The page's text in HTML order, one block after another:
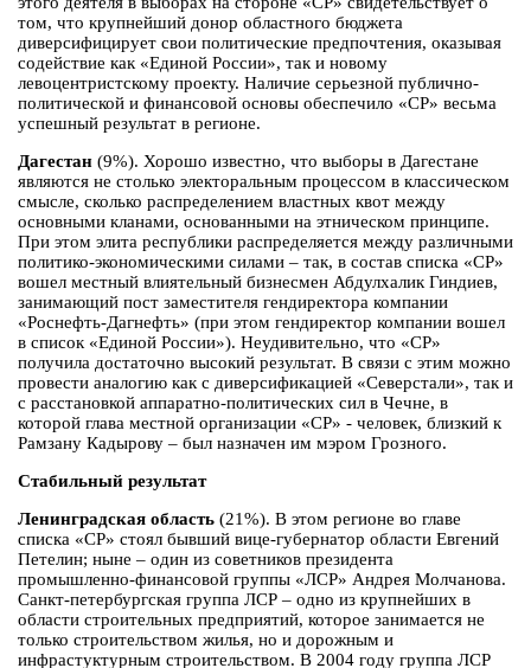
том, что крупнейший донор областного бюджета
диверсифицирует свои политические предпочтения, оказывая
содействие как «Единой России», так и новому
левоцентристскому проекту. Наличие серьезной публично-
политической и финансовой основы обеспечило «СР» весьма
успешный результат в регионе.
Дагестан (9%). Хорошо известно, что выборы в Дагестане
являются не столько электоральным процессом в классическом
смысле, сколько распределением властных квот между
основными кланами, основанными на этническом принципе.
При этом элита республики распределяется между различными
политико-экономическими силами – так, в состав списка «СР»
вошел местный влиятельный бизнесмен Абдулхалик Гиндиев,
занимающий пост заместителя гендиректора компании
«Роснефть-Дагнефть» (при этом гендиректор компании вошел
в список «Единой России»). Неудивительно, что «СР»
получила достаточно высокий результат. В связи с этим можно
провести аналогию как с диверсификацией «Северстали», так и
с расстановкой аппаратно-политических сил в Чечне, в
которой глава местной организации «СР» - человек, близкий к
Рамзану Кадырову – был назначен им мэром Грозного.
Стабильный результат
Ленинградская область (21%). В этом регионе во главе
списка «СР» стоял бывший вице-губернатор области Евгений
Петелин; ныне – один из советников президента
промышленно-финансовой группы «ЛСР» Андрея Молчанова.
Санкт-петербургская группа ЛСР – одно из крупнейших в
области строительных предприятий, которое занимается не
только строительством жилья, но и дорожным и
инфрастуктурным строительством. В 2004 году группа ЛСР